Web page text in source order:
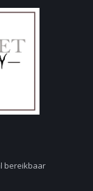
bereikbaar